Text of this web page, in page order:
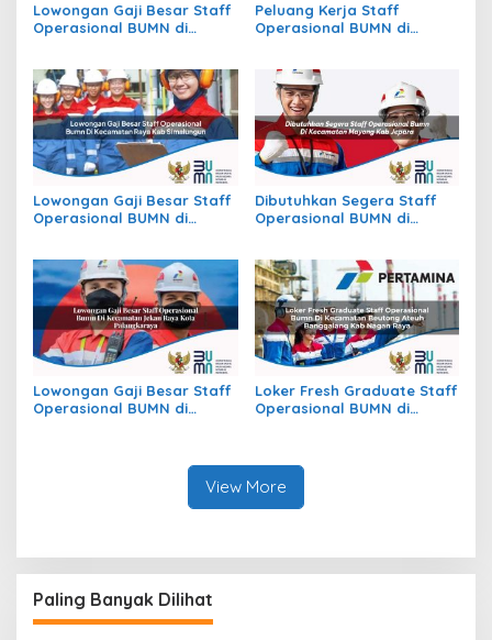
Lowongan Gaji Besar Staff
Operasional BUMN di
Peluang Kerja Staff
Operasional BUMN di
Lowongan Gaji Besar Staff
Operasional BUMN di
Dibutuhkan Segera Staff
Operasional BUMN di
Lowongan Gaji Besar Staff
Operasional BUMN di
Loker Fresh Graduate Staff
Operasional BUMN di
View More
Paling Banyak Dilihat